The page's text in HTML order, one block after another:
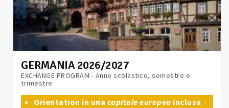
GERMANIA 2026/2027
EXCHANGE PROGRAM - Anno scolastico, semestre e
trimestre
Orientation in una capitale europea inclusa